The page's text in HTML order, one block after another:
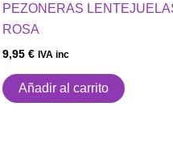
PEZONERAS
ROSA
9,95€ IVA inc
Añadir al carrito